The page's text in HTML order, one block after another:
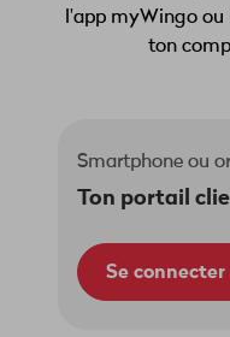
l'app myWingo ou
ton
Smartphone ou
Ton portail
Se connecter